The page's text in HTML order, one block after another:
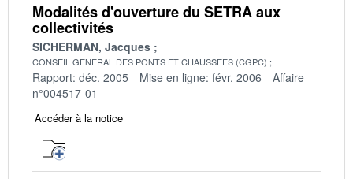
Modalités d'ouverture du SETRA aux
collectivités
SICHERMAN, Jacques
CONSEIL GENERAL DES PONTS ET CHAUSSEES (CGPC)
Rapport: déc. 2005 Mise en ligne: févr. 2006
Affaire
n°004517-01
Accéder à la notice